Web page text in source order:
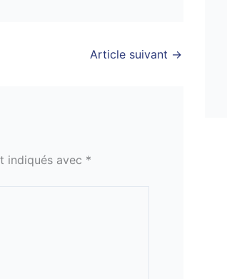
Article suivant →
indiqués avec *